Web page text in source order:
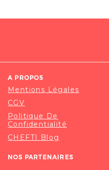
A PROPOS
Mentions Légales
CGV
Politique De
Confidentialité
CHEFTI Blog
NOS PARTENAIRES